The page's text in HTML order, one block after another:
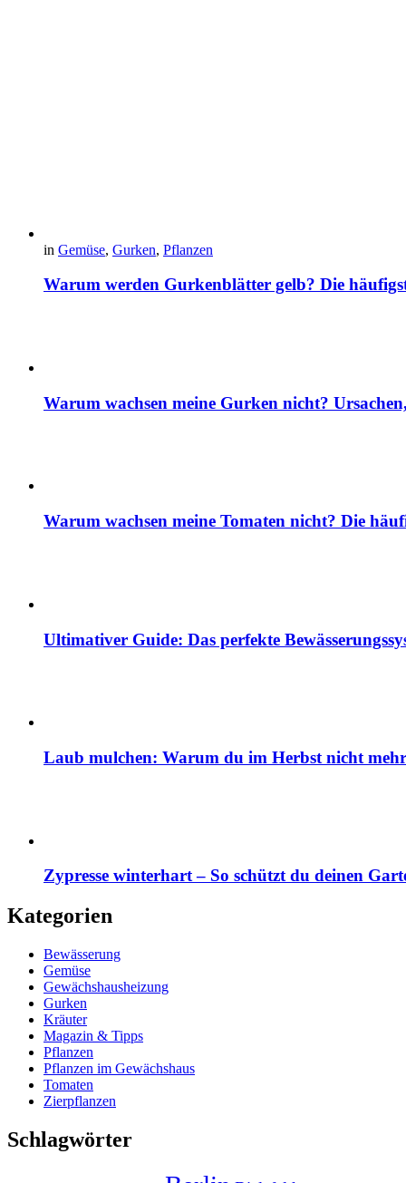
in Gemüse, Gurken, Pflanzen
Warum werden Gurkenblätter gelb? Die
Warum wachsen meine Gurken nicht?
Warum wachsen meine Tomaten nicht? Die
Ultimativer Guide: Das perfekte
Laub mulchen: Warum du im Herbst nicht mehr
Zypresse winterhart – So schützt du deinen
Kategorien
Bewässerung
Gemüse
Gewächshausheizung
Gurken
Kräuter
Magazin & Tipps
Pflanzen
Pflanzen im Gewächshaus
Tomaten
Zierpflanzen
Schlagwörter